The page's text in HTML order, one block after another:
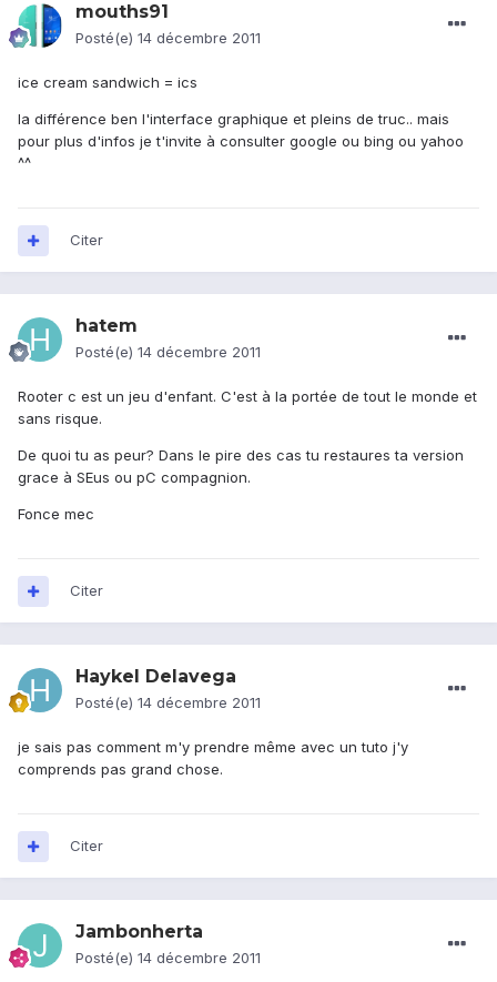
mouths91
Posté(e) 14 décembre 2011
ice cream sandwich = ics
la différence ben l'interface graphique et pleins de truc.. mais
pour plus d'infos je t'invite à consulter google ou bing ou yahoo
^^
Citer
hatem
Posté(e) 14 décembre 2011
Rooter c est un jeu d'enfant. C'est à la portée de tout le monde et
sans risque.
De quoi tu as peur? Dans le pire des cas tu restaures ta version
grace à SEus ou pC compagnion.
Fonce mec
Citer
Haykel Delavega
Posté(e) 14 décembre 2011
je sais pas comment m'y prendre même avec un tuto j'y
comprends pas grand chose.
Citer
Jambonherta
Posté(e) 14 décembre 2011